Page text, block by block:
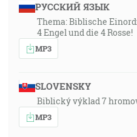
РУССКИЙ ЯЗЫК
Thema: Biblische
4 Engel und die 4 Rosse!
MP3
SLOVENSKY
Biblický výklad 7
MP3